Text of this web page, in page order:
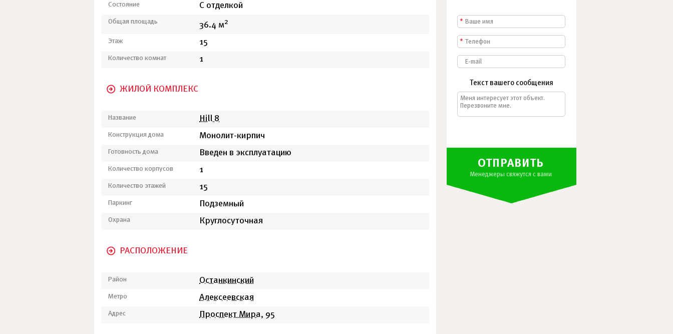
Состояние С отделкой
Общая площадь 36.4 м2
Этаж 15
Количество комнат 1
ЖИЛОЙ КОМПЛЕКС
Название Hill 8
Конструкция дома Монолит-кирпич
Готовность дома Введен в эксплуатацию
Количество корпусов 1
Количество этажей 15
Паркинг Подземный
Охрана Круглосуточная
РАСПОЛОЖЕНИЕ
Район Останкинский
Метро Алексеевская
Адрес Проспект Мира, 95
*
*
Текст вашего сообщения
ОТПРАВИТЬ
Менеджеры свяжутся с вами